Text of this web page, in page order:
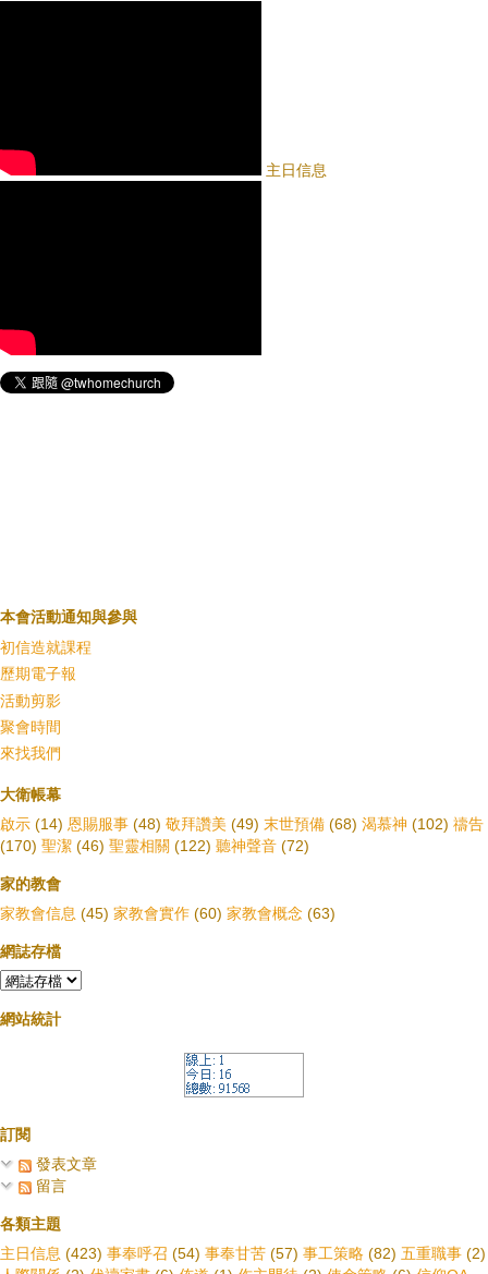
主日信息
本會活動通知與參與
初信造就課程
歷期電子報
活動剪影
聚會時間
來找我們
大衛帳幕
啟示 (14) 恩賜服事 (48) 敬拜讚美 (49) 末世預備 (68) 渴慕神 (102) 禱告
(170) 聖潔 (46) 聖靈相關 (122) 聽神聲音 (72)
家的教會
家教會信息 (45) 家教會實作 (60) 家教會概念 (63)
網誌存檔
網站統計
訂閱
發表文章
留言
各類主題
主日信息 (423) 事奉呼召 (54) 事奉甘苦 (57) 事工策略 (82) 五重職事 (2)